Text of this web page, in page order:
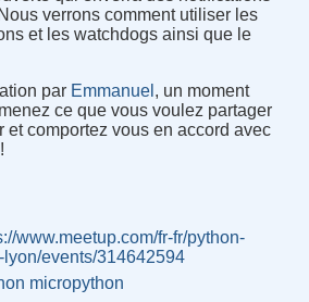
verrons comment utiliser les
et les watchdogs ainsi que le
par Emmanuel , un moment
ce que vous voulez partager
et comportez vous en accord avec
www.meetup.com/fr-fr/python-
lyon/events/314642594
micropython